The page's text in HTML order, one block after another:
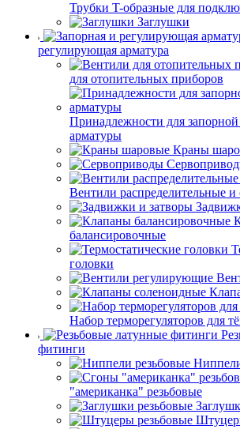
Трубки T-образные для
Заглушки
регулирующая арматура
для отопительных приборов
Принадлежности для
арматуры
Краны
Вентили распределительные и
балансировочные
головки
Набор терморегуляторов для
фитинги
"американка" резьбовые